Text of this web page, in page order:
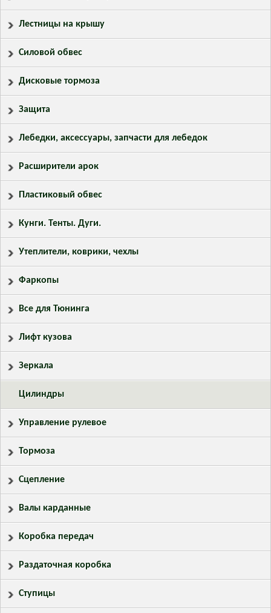
Лестницы на крышу
Силовой обвес
Дисковые тормоза
Защита
Лебедки, аксессуары, запчасти для лебедок
Расширители арок
Пластиковый обвес
Кунги. Тенты. Дуги.
Утеплители, коврики, чехлы
Фаркопы
Все для Тюнинга
Лифт кузова
Зеркала
Цилиндры
Управление рулевое
Тормоза
Сцепление
Валы карданные
Коробка передач
Раздаточная коробка
Ступицы